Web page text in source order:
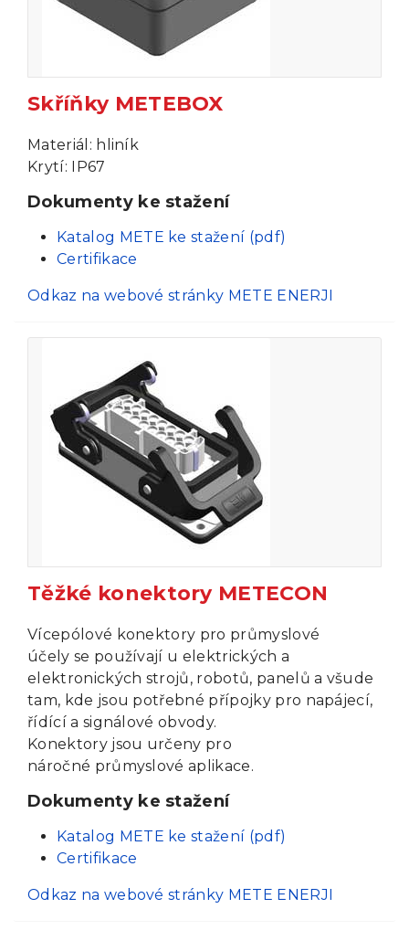
Skříňky METEBOX
Materiál: hliník
Krytí: IP67
Dokumenty ke stažení
Katalog METE ke stažení (pdf)
Certifikace
Odkaz na webové stránky METE ENERJI
Těžké konektory METECON
Vícepólové konektory pro průmyslové
účely se používají u elektrických a
elektronických strojů, robotů, panelů a všude
tam, kde jsou potřebné přípojky pro napájecí,
řídící a signálové obvody.
Konektory jsou určeny pro
náročné průmyslové aplikace.
Dokumenty ke stažení
Katalog METE ke stažení (pdf)
Certifikace
Odkaz na webové stránky METE ENERJI